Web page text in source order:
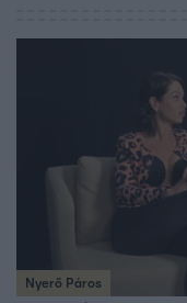
Nyerő Páros